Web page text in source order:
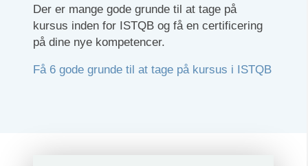
Der er mange gode grunde til at tage på
kursus inden for ISTQB og få en certificering
på dine nye kompetencer.
Få 6 gode grunde til at tage på kursus i ISTQB